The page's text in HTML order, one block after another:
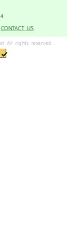
CONTACT US
All rights reserved.